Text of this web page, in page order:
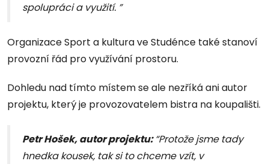
spolupráci a využití. ”
Organizace Sport a kultura ve Studénce také stanoví
provozní řád pro využívání prostoru.
Dohledu nad tímto místem se ale nezříká ani autor
projektu, který je provozovatelem bistra na koupališti.
Petr Hošek, autor projektu:“Protože jsme tady
hnedka kousek, tak si to chceme vzít, v